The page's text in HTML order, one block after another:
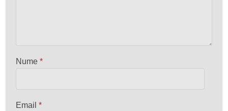
Nume*
Email*